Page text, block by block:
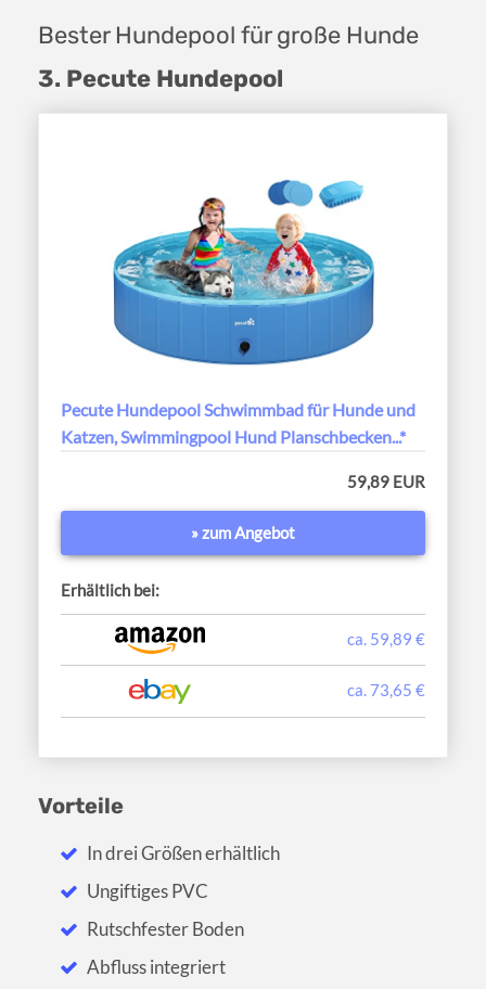
Bester Hundepool für große Hunde
3. Pecute Hundepool
Pecute Hundepool Schwimmbad für Hunde und
Katzen, Swimmingpool Hund Planschbecken...*
59,89 EUR
» zum Angebot
Erhältlich bei:
ca. 59,89 €
ca. 73,65 €
Vorteile
In drei Größen erhältlich
Ungiftiges PVC
Rutschfester Boden
Abfluss integriert